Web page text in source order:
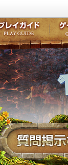
ゲーム紹介
ここだけは知ってお